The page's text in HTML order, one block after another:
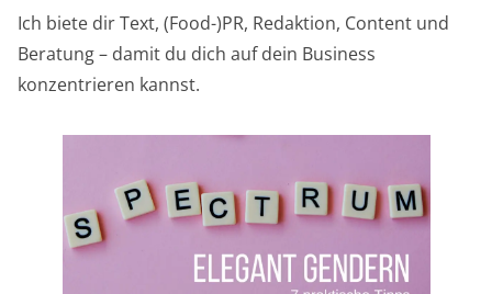
Ich biete dir Text, (Food-)PR, Redaktion, Content und
Beratung – damit du dich auf dein Business
konzentrieren kannst.